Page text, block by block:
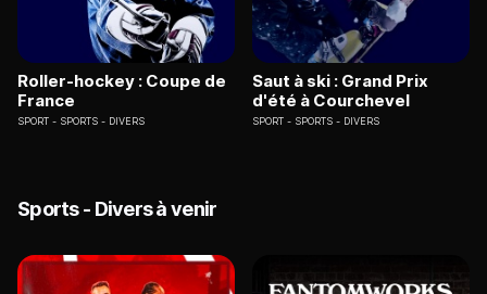
Roller-hockey : Coupe de
France
SPORT SPORTS - DIVERS
Saut à ski : Grand Prix
d'été à Courchevel
SPORT SPORTS - DIVERS
Sports - Divers à venir